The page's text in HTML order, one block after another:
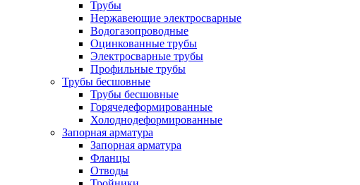
Трубы
Нержавеющие электросварные
Водогазопроводные
Оцинкованные трубы
Электросварные трубы
Профильные трубы
Трубы бесшовные
Трубы бесшовные
Горячедеформированные
Холоднодеформированные
Запорная арматура
Запорная арматура
Фланцы
Отводы